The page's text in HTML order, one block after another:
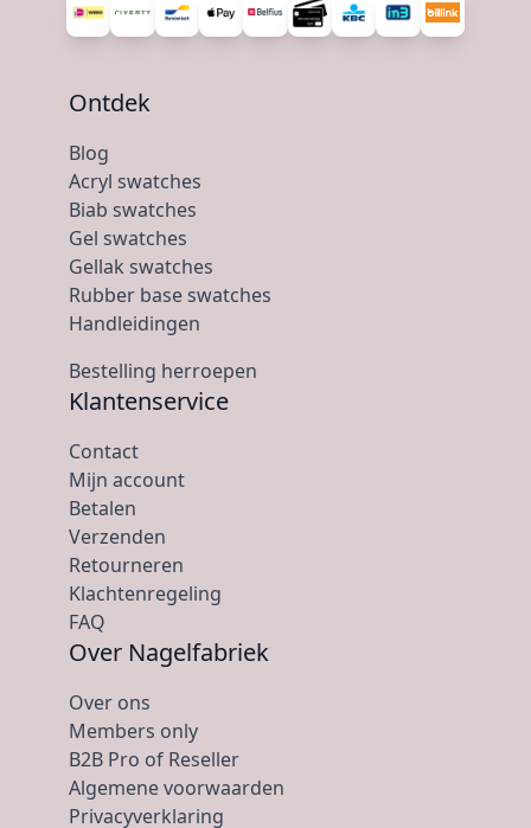
Ontdek
Blog
Acryl swatches
Biab swatches
Gel swatches
Gellak swatches
Rubber base swatches
Handleidingen
Bestelling herroepen
Klantenservice
Contact
Mijn account
Betalen
Verzenden
Retourneren
Klachtenregeling
FAQ
Over Nagelfabriek
Over ons
Members only
B2B Pro of Reseller
Algemene voorwaarden
Privacyverklaring